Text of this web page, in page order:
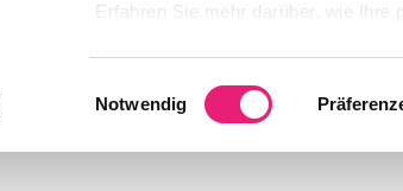
Erfahren Sie mehr darüber, wie Ihre
Wir verwenden Cookies, um Inhalte
anbieten zu können und die
Informationen zu Ihrer Verwendung
Einwilligungsauswahl
Notwendig